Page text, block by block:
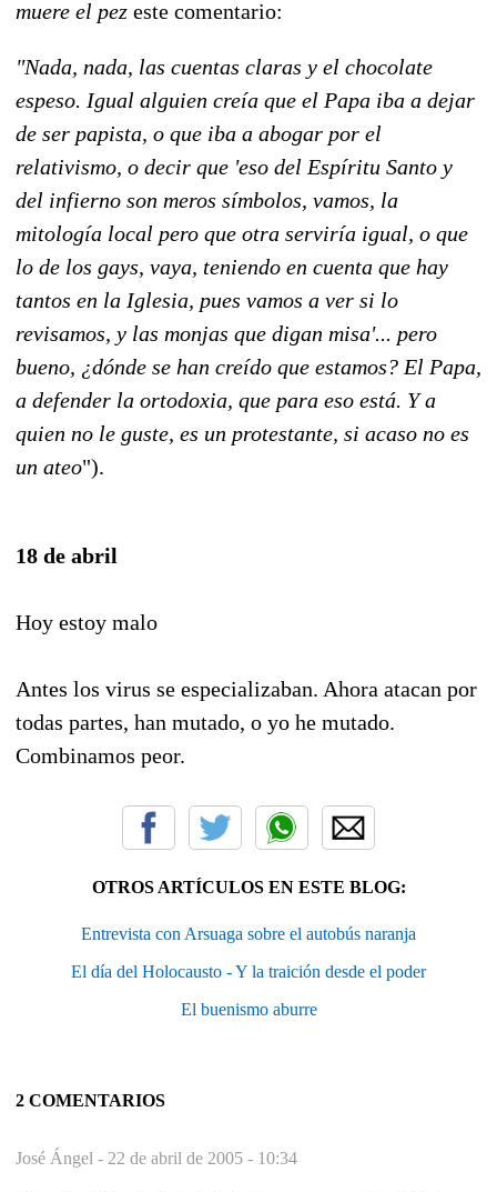
muere el pez este comentario:
"Nada, nada, las cuentas claras y el chocolate
espeso. Igual alguien creía que el Papa iba a dejar
de ser papista, o que iba a abogar por el
relativismo, o decir que 'eso del Espíritu Santo y
del infierno son meros símbolos, vamos, la
mitología local pero que otra serviría igual, o que
lo de los gays, vaya, teniendo en cuenta que hay
tantos en la Iglesia, pues vamos a ver si lo
revisamos, y las monjas que digan misa'... pero
bueno, ¿dónde se han creído que estamos? El Papa,
a defender la ortodoxia, que para eso está. Y a
quien no le guste, es un protestante, si acaso no es
un ateo").
18 de abril
Hoy estoy malo
Antes los virus se especializaban. Ahora atacan por
todas partes, han mutado, o yo he mutado.
Combinamos peor.
OTROS ARTÍCULOS EN ESTE BLOG:
Entrevista con Arsuaga sobre el autobús naranja
El día del Holocausto - Y la traición desde el poder
El buenismo aburre
2 COMENTARIOS
José Ángel - 22 de abril de 2005 - 10:34